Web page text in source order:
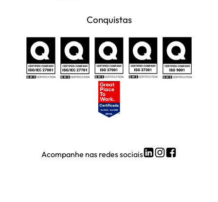
Conquistas
Acompanhe nas redes sociais